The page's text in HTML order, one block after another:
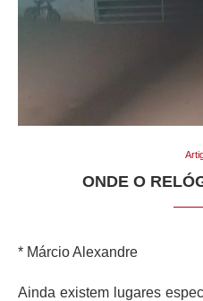
ONDE O
* Márcio Alexandre
Ainda existem lugares